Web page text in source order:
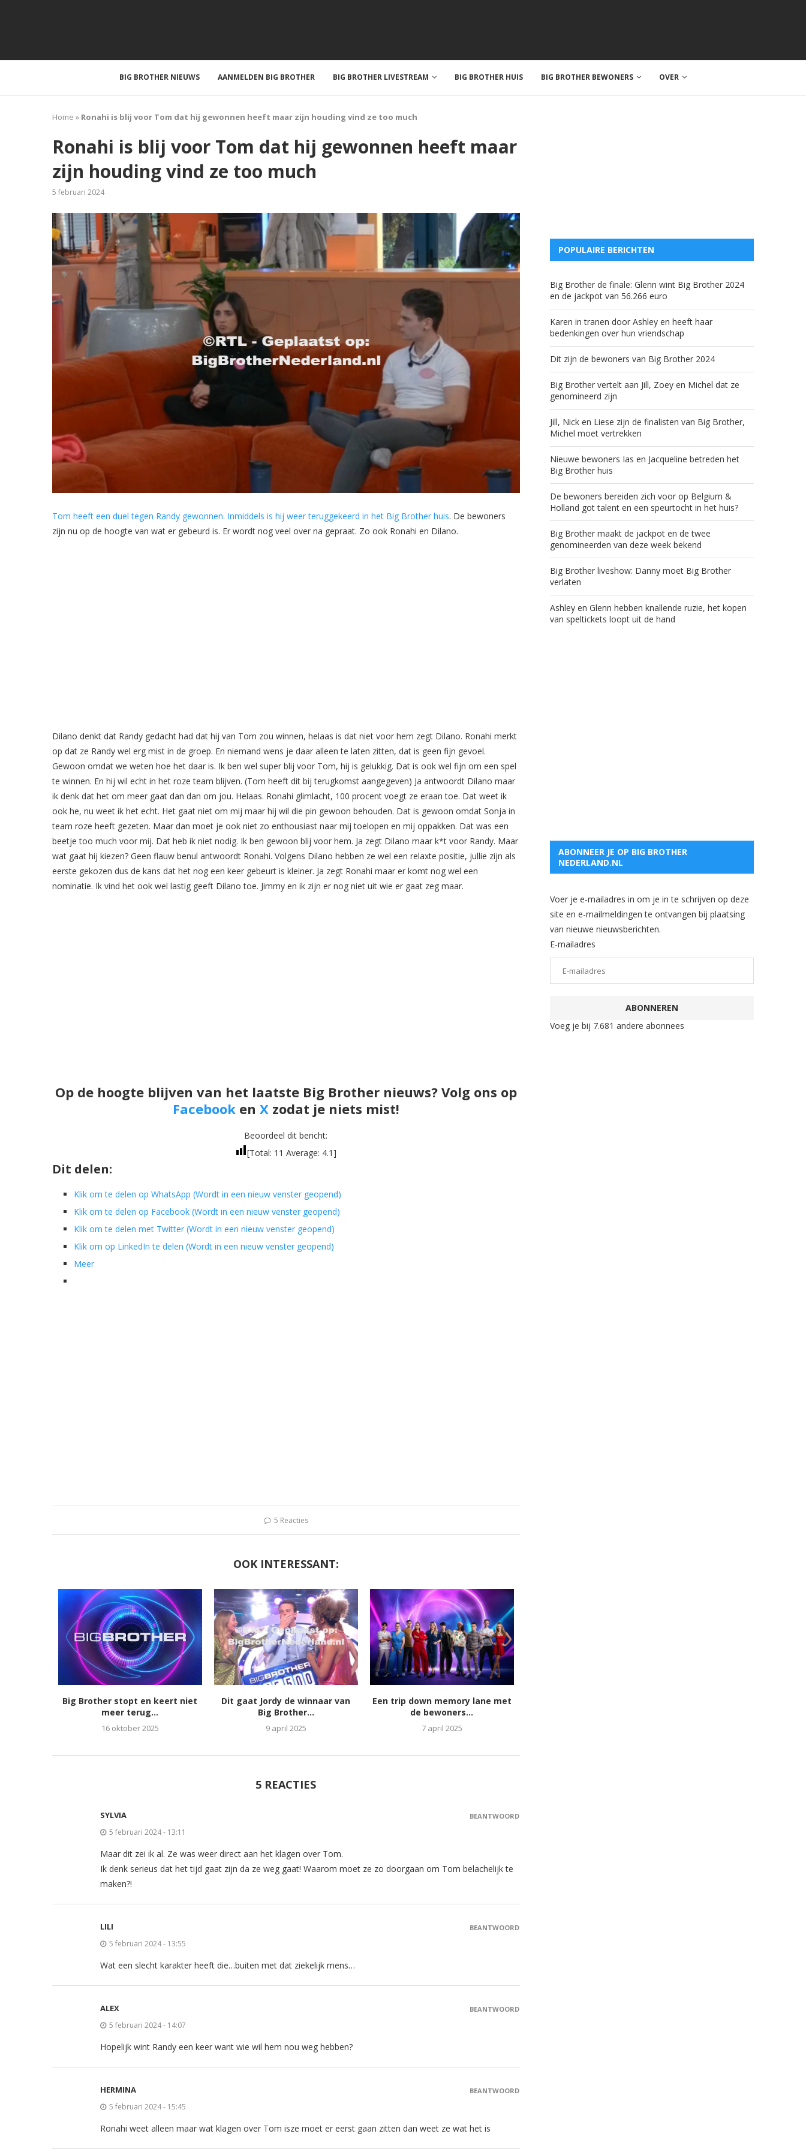
BIG BROTHER NIEUWS AANMELDEN BIG BROTHER BIG BROTHER LIVESTREAM BIG BROTHER HUIS BIG BROTHER BEWONERS OVER
Home » Ronahi is blij voor Tom dat hij gewonnen heeft maar zijn houding vind ze too much
Ronahi is blij voor Tom dat hij gewonnen heeft maar
zijn houding vind ze too much
5 februari 2024
Tom heeft een duel tegen Randy gewonnen. Inmiddels is hij weer teruggekeerd in het Big Brother huis. De bewoners
zijn nu op de hoogte van wat er gebeurd is. Er wordt nog veel over na gepraat. Zo ook Ronahi en Dilano.
Dilano denkt dat Randy gedacht had dat hij van Tom zou winnen, helaas is dat niet voor hem zegt Dilano. Ronahi merkt
op dat ze Randy wel erg mist in de groep. En niemand wens je daar alleen te laten zitten, dat is geen fijn gevoel.
Gewoon omdat we weten hoe het daar is. Ik ben wel super blij voor Tom, hij is gelukkig. Dat is ook wel fijn om een spel
te winnen. En hij wil echt in het roze team blijven. (Tom heeft dit bij terugkomst aangegeven) Ja antwoordt Dilano maar
ik denk dat het om meer gaat dan dan om jou. Helaas. Ronahi glimlacht, 100 procent voegt ze eraan toe. Dat weet ik
ook he, nu weet ik het echt. Het gaat niet om mij maar hij wil die pin gewoon behouden. Dat is gewoon omdat Sonja in
team roze heeft gezeten. Maar dan moet je ook niet zo enthousiast naar mij toelopen en mij oppakken. Dat was een
beetje too much voor mij. Dat heb ik niet nodig. Ik ben gewoon blij voor hem. Ja zegt Dilano maar k*t voor Randy. Maar
wat gaat hij kiezen? Geen flauw benul antwoordt Ronahi. Volgens Dilano hebben ze wel een relaxte positie, jullie zijn als
eerste gekozen dus de kans dat het nog een keer gebeurt is kleiner. Ja zegt Ronahi maar er komt nog wel een
nominatie. Ik vind het ook wel lastig geeft Dilano toe. Jimmy en ik zijn er nog niet uit wie er gaat zeg maar.
Op de hoogte blijven van het laatste Big Brother nieuws? Volg ons op
Facebooken Xzodat je niets mist!
Beoordeel dit bericht:
[Total: 11 Average: 4.1]
Dit delen:
Klik om te delen op WhatsApp (Wordt in een nieuw venster geopend)
Klik om te delen op Facebook (Wordt in een nieuw venster geopend)
Klik om te delen met Twitter (Wordt in een nieuw venster geopend)
Klik om op LinkedIn te delen (Wordt in een nieuw venster geopend)
Meer
5 Reacties
OOK INTERESSANT:
Big Brother stopt en keert niet
meer terug...
16 oktober 2025
Dit gaat Jordy de winnaar van
Big Brother...
9 april 2025
Een trip down memory lane met
de bewoners...
7 april 2025
5 REACTIES
SYLVIA
5 februari 2024 - 13:11
Maar dit zei ik al. Ze was weer direct aan het klagen over Tom.
Ik denk serieus dat het tijd gaat zijn da ze weg gaat! Waarom moet ze zo doorgaan om Tom belachelijk te
maken?!
BEANTWOORD
LILI
5 februari 2024 - 13:55
Wat een slecht karakter heeft die…buiten met dat ziekelijk mens…
BEANTWOORD
ALEX
5 februari 2024 - 14:07
Hopelijk wint Randy een keer want wie wil hem nou weg hebben?
BEANTWOORD
HERMINA
5 februari 2024 - 15:45
Ronahi weet alleen maar wat klagen over Tom isze moet er eerst gaan zitten dan weet ze wat het is
BEANTWOORD
POPULAIRE BERICHTEN
Big Brother de finale: Glenn wint Big Brother 2024
en de jackpot van 56.266 euro
Karen in tranen door Ashley en heeft haar
bedenkingen over hun vriendschap
Dit zijn de bewoners van Big Brother 2024
Big Brother vertelt aan Jill, Zoey en Michel dat ze
genomineerd zijn
Jill, Nick en Liese zijn de finalisten van Big Brother,
Michel moet vertrekken
Nieuwe bewoners Ias en Jacqueline betreden het
Big Brother huis
De bewoners bereiden zich voor op Belgium &
Holland got talent en een speurtocht in het huis?
Big Brother maakt de jackpot en de twee
genomineerden van deze week bekend
Big Brother liveshow: Danny moet Big Brother
verlaten
Ashley en Glenn hebben knallende ruzie, het kopen
van speltickets loopt uit de hand
ABONNEER JE OP BIG BROTHER
NEDERLAND.NL
Voer je e-mailadres in om je in te schrijven op deze
site en e-mailmeldingen te ontvangen bij plaatsing
van nieuwe nieuwsberichten.
E-mailadres
ABONNEREN
Voeg je bij 7.681 andere abonnees